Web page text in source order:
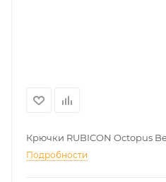
Крючки RUBICON Octopus
Подробности